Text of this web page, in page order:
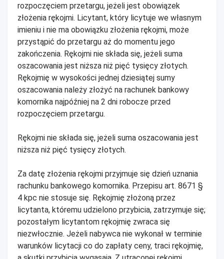
rozpoczęciem przetargu, jeżeli jest obowiązek
złożenia rękojmi. Licytant, który licytuje we własnym
imieniu i nie ma obowiązku złożenia rękojmi, może
przystąpić do przetargu aż do momentu jego
zakończenia. Rękojmi nie składa się, jeżeli suma
oszacowania jest niższa niż pięć tysięcy złotych.
Rękojmię w wysokości jednej dziesiątej sumy
oszacowania należy złożyć na rachunek bankowy
komornika najpóźniej na 2 dni robocze przed
rozpoczęciem przetargu.
Rękojmi nie składa się, jeżeli suma oszacowania jest
niższa niż pięć tysięcy złotych.
Za datę złożenia rękojmi przyjmuje się dzień uznania
rachunku bankowego komornika. Przepisu art. 8671 §
4 kpc nie stosuje się. Rękojmię złożoną przez
licytanta, któremu udzielono przybicia, zatrzymuje się;
pozostałym licytantom rękojmię zwraca się
niezwłocznie. Jeżeli nabywca nie wykonał w terminie
warunków licytacji co do zapłaty ceny, traci rękojmię,